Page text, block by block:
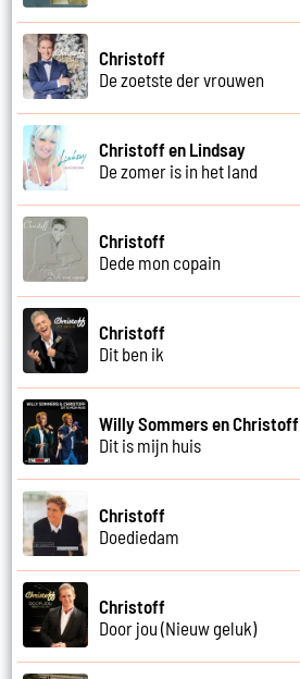
Christoff
De zoetste der vrouwen
Christoff en Lindsay
De zomer is in het land
Christoff
Dede mon copain
Christoff
Dit ben ik
Willy Sommers en Christoff
Dit is mijn huis
Christoff
Doediedam
Christoff
Door jou (Nieuw geluk)